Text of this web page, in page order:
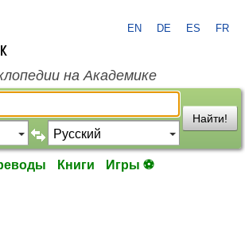
EN DE ES FR
на Академике
Найти!
Книги Игры ⚽